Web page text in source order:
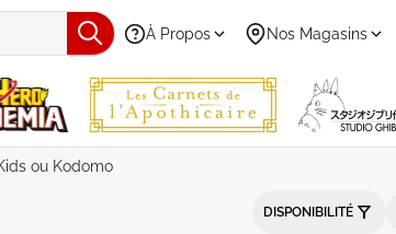
À Propos Nos Magasins
ou Kodomo
"Kids" ou "Kodomo"
DISPONIBILITÉ